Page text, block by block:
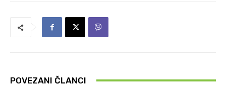
POVEZANI ČLANCI